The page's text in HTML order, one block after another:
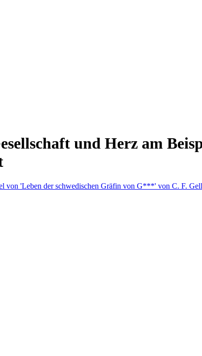
und Herz am